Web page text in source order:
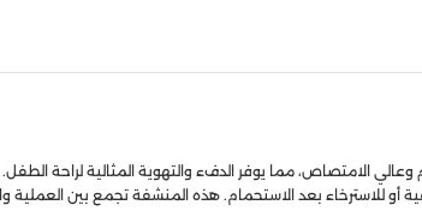
الامتصاص، مما يوفر الدفء والتهوية المثالية لراحة
أو للاسترخاء بعد الاستحمام. هذه المنشفة تجمع بين العملية